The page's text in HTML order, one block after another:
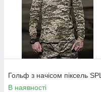
Гольф з начісом піксель SPL
В наявності